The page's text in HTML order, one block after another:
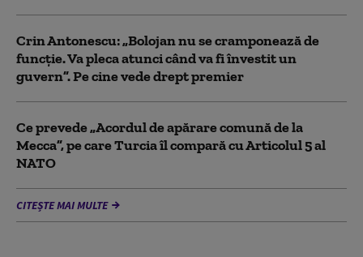
Crin Antonescu: „Bolojan nu se cramponează de
funcție. Va pleca atunci când va fi învestit un
guvern”. Pe cine vede drept premier
Ce prevede „Acordul de apărare comună de la
Mecca”, pe care Turcia îl compară cu Articolul 5 al
NATO
CITEȘTE MAI MULTE